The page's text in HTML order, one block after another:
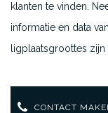
klanten te vinden.
informatie en data
ligplaatsgroottes zijn
CONTACT